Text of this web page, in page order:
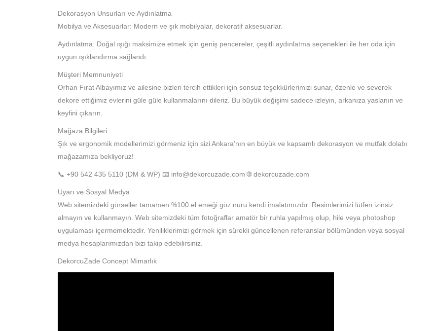
Dekorasyon Unsurları ve Aydınlatma
Mobilya ve Aksesuarlar: Modern ve şık mobilyalar, dekoratif aksesuarlar.
Aydınlatma: Doğal ışığı maksimize etmek için geniş pencereler, çeşitli aydınlatma seçenekleri ile her oda için
uygun ışıklandırma sağlandı.
Müşteri Memnuniyeti
Orhan Fırat Albayımız ve ailesine bizleri tercih ettikleri için sonsuz teşekkürlerimizi sunar, özenle ve severek
dekore ettiğimiz evlerini güle güle kullanmalarını dileriz. Bu büyük değişimi sadece izleyin, arkanıza yaslanın ve
keyfini çıkarın.
Mağaza Bilgileri
Şık ve ergonomik modellerimizi görmeniz için sizi Ankara’nın en büyük ve kapsamlı dekorasyon ve mutfak dolabı
mağazamıza bekliyoruz!
📞 +90 542 435 5110 (DM & WP) 📧 info@dekorcuzade.com 🌐 dekorcuzade.com
Uyarı ve Sosyal Medya
Web sitemizdeki görseller tamamen %100 el emeği göz nuru kendi imalatımızdır. Resimlerimizi lütfen izinsiz
almayın ve kullanmayın. Web sitemizdeki tüm fotoğraflar amatör bir ruhla yapılmış olup, hile veya photoshop
uygulaması içermemektedir. Yeniliklerimizi görmek için sürekli güncellenen referanslar bölümünden veya sosyal
medya hesaplarımızdan bizi takip edebilirsiniz.
DekorcuZade Concept Mimarlık